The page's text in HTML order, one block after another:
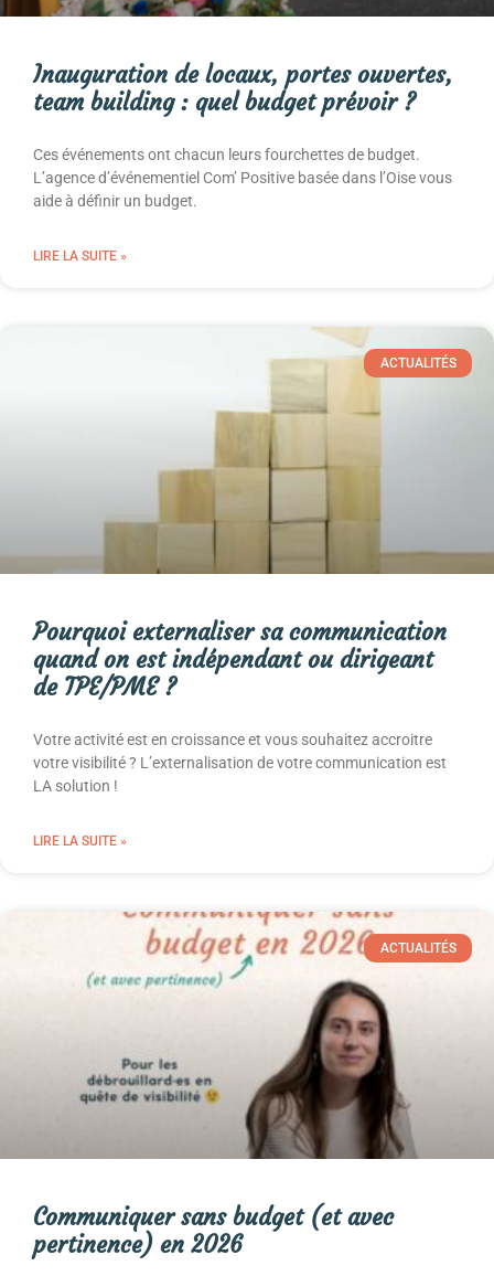
Inauguration de locaux, portes ouvertes,
team building : quel budget prévoir ?
Ces événements ont chacun leurs fourchettes de budget.
L’agence d’événementiel Com’ Positive basée dans l’Oise vous
aide à définir un budget.
LIRE LA SUITE »
ACTUALITÉS
Pourquoi externaliser sa communication
quand on est indépendant ou dirigeant
de TPE/PME ?
Votre activité est en croissance et vous souhaitez accroitre
votre visibilité ? L’externalisation de votre communication est
LA solution !
LIRE LA SUITE »
ACTUALITÉS
Communiquer sans budget (et avec
pertinence) en 2026